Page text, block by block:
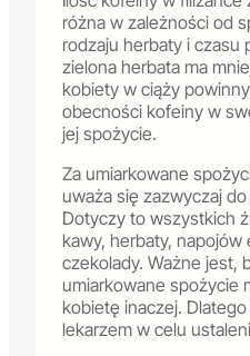
różna w zależności od
rodzaju herbaty i czasu
zielona herbata ma
kobiety w ciąży
obecności kofeiny w
jej spożycie.
Za umiarkowane
uważa się zazwyczaj do
Dotyczy to wszystkich
kawy, herbaty,
czekolady. Ważne jest,
umiarkowane spożycie
kobietę inaczej.
lekarzem w celu